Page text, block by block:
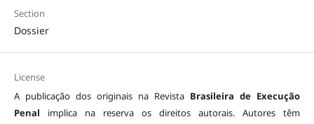
Section
Dossier
License
A publicação dos originais na Revista Brasileira de Execução
Penal implica na reserva os direitos autorais. Autores têm